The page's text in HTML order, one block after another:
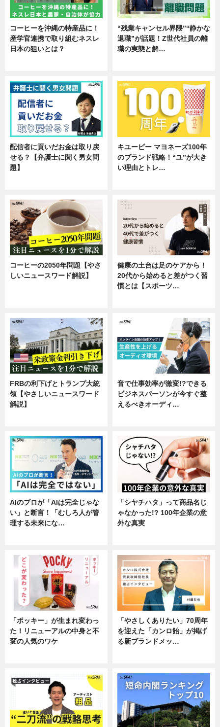
コーヒーを沖縄の特産品に！
産学官連携で取り組むネスレ
日本の狙いとは？
“残業キャンセル界隈”“静かな
退職”が話題！Z世代社員の離
職の実態と解…
配信者に貢いだお金は取り戻
せる？【弁護士に聞く男女問
題】
キユーピー マヨネーズ100年
のブランド戦略！“ユ”が大き
い理由とトレ…
コーヒーの2050年問題【やさ
しいニュースワード解説】
健康の土台は足のケアから！
20代から始めると差がつく習
慣とは【スポーツ…
FRBの利下げとトランプ大統
領【やさしいニュースワード
解説】
音で仕事効率が激変!?できる
ビジネスパーソンが今すぐ整
えるべきオーディ…
AIのプロが「AIは完全じゃな
い」と断言！「むしろ人が管
理する未来にな…
「シヤチハタ」って商品名じ
ゃなかった!? 100年企業の意
外な真実
「ポッキー」が生まれ変わっ
た！リニューアルの中身と不
変の人気のワケ
「やさしくありたい」70周年
を迎えた「カンロ飴」が掲げ
る新ブランドメッ…